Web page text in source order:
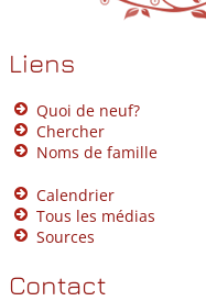
Liens
Quoi de neuf?
Chercher
Noms de famille
Calendrier
Tous les médias
Sources
Contact